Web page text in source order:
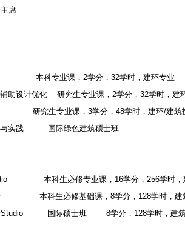
席
本科专业课， 2学分， 32学时，建环专业
助设计优化 研究生专业课， 2学分， 32学时，建
研究生专业课， 3学分， 48学时，建环/建筑
实践 国际绿色建筑硕士班
本科生必修专业课， 16学分， 256学时，
本科生必修基础课， 8学分， 128学时，建
Studio 国际硕士班 8学分， 128学时，建